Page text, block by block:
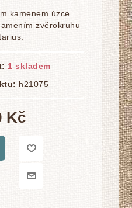
kamenem úzce
zvĕrokruhu
1 skladem
h21075
Kč